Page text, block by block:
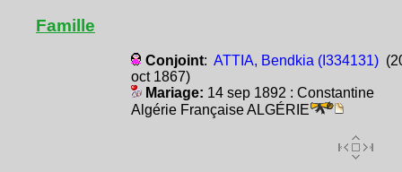
Famille
Conjoint: ATTIA, Bendkia (I334131)
oct 1867)
Mariage: 14 sep 1892 : Constantine
Algérie Française ALGÉRIE